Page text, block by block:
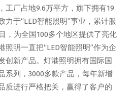
工厂占地9.6万平方，旗下拥有19
力于“LED智能照明”事业，累计服
，为全国100多个地区提供了亮化
照明一直把“LED智能照明”作为企
创新产品。灯港照明拥有国际国
系列，3000多款产品，每年新增
质进行严格把关，赢得了客户的